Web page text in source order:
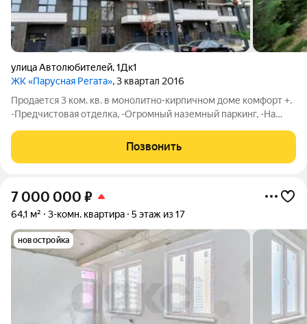
улица Автолюбителей,1Дк1
ЖК «Парусная Регата», 3 квартал 2016
Продается 3 ком. кв. в монолитно-кирпичном доме комфорт +.
-Предчистовая отделка, -Огромный наземный паркинг, -На
-Дизайнерские входные группы, -Рядом лесопарк и река
Кубань, -Недалеко парк солнечный
Позвонить
7 000 000 ₽
64,1 м² 3-комн. квартира 5 этаж из 17
новостройка